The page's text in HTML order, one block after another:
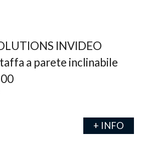
INVIDEO
a parete inclinabile
+ INFO